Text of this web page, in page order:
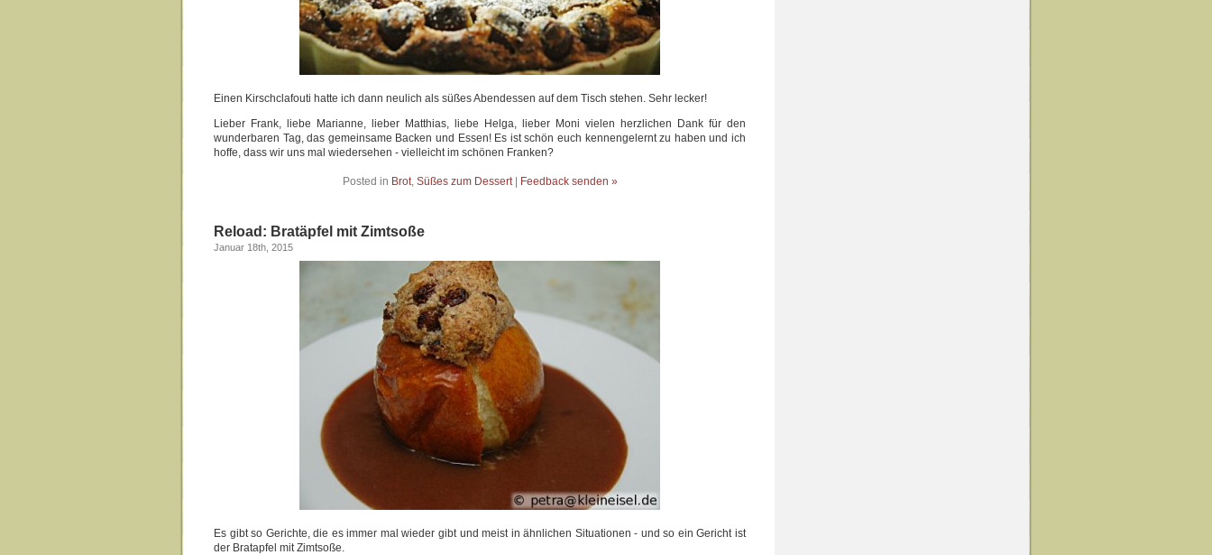
Einen Kirschclafouti hatte ich dann neulich als süßes Abendessen auf dem Tisch stehen. Sehr lecker!
Lieber Frank, liebe Marianne, lieber Matthias, liebe Helga, lieber Moni vielen herzlichen Dank für den
wunderbaren Tag, das gemeinsame Backen und Essen! Es ist schön euch kennengelernt zu haben und ich
hoffe, dass wir uns mal wiedersehen - vielleicht im schönen Franken?
Posted in Brot, Süßes zum Dessert| Feedback senden »
Reload: Bratäpfel mit Zimtsoße
Januar 18th, 2015
Es gibt so Gerichte, die es immer mal wieder gibt und meist in ähnlichen Situationen - und so ein Gericht ist
der Bratapfel mit Zimtsoße.